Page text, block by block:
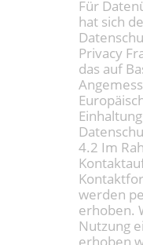
Für
hat sich
Privacy
das auf
4.2 Im
werden
erhoben.
Nutzung